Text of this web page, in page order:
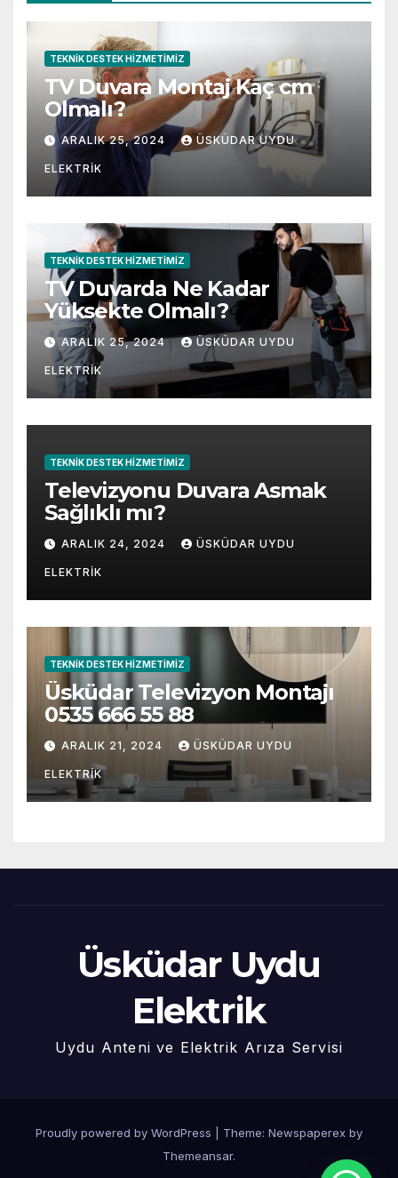
TEKNIK DESTEK HIZMETIMIZ
TV Duvara Montaj Kaç cm
Olmalı?
ARALIK 25, 2024 ÜSKÜDAR UYDU
ELEKTRIK
TEKNIK DESTEK HIZMETIMIZ
TV Duvarda Ne Kadar
Yüksekte Olmalı?
ARALIK 25, 2024 ÜSKÜDAR UYDU
ELEKTRIK
TEKNIK DESTEK HIZMETIMIZ
Televizyonu Duvara Asmak
Sağlıklı mı?
ARALIK 24, 2024 ÜSKÜDAR UYDU
ELEKTRIK
TEKNIK DESTEK HIZMETIMIZ
Üsküdar Televizyon Montajı
0535 666 55 88
ARALIK 21, 2024 ÜSKÜDAR UYDU
ELEKTRIK
Üsküdar Uydu
Elektrik
Uydu Anteni ve Elektrik Arıza Servisi
Proudly powered by WordPress
Theme: Newspaperex by
Themeansar.